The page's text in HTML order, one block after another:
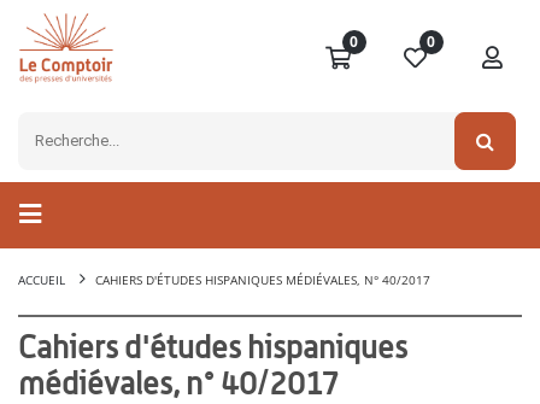
0 0
ACCUEIL CAHIERS D'ÉTUDES HISPANIQUES MÉDIÉVALES, N° 40/2017
Cahiers d'études hispaniques
médiévales, n° 40/2017